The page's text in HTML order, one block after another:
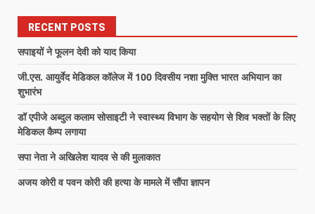
RECENT POSTS
सपाइयों ने फूलन देवी को याद किया
जी.एस. आयुर्वेद मेडिकल कॉलेज में 100 दिवसीय नशा मुक्ति भारत अभियान का
शुभारंभ
डॉ एपीजे अब्दुल कलाम सोसाइटी ने स्वास्थ्य विभाग के सहयोग से शिव भक्तों के लिए
मेडिकल कैम्प लगाया
सपा नेता ने अखिलेश यादव से की मुलाकात
अजय कोरी व पवन कोरी की हत्या के मामले में सौंपा ज्ञापन